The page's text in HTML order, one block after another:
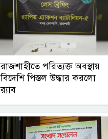
রাজশাহীতে পরিত্যক্ত অবস্থায়
বিদেশি পিস্তল উদ্ধার করলো
র‍্যাব